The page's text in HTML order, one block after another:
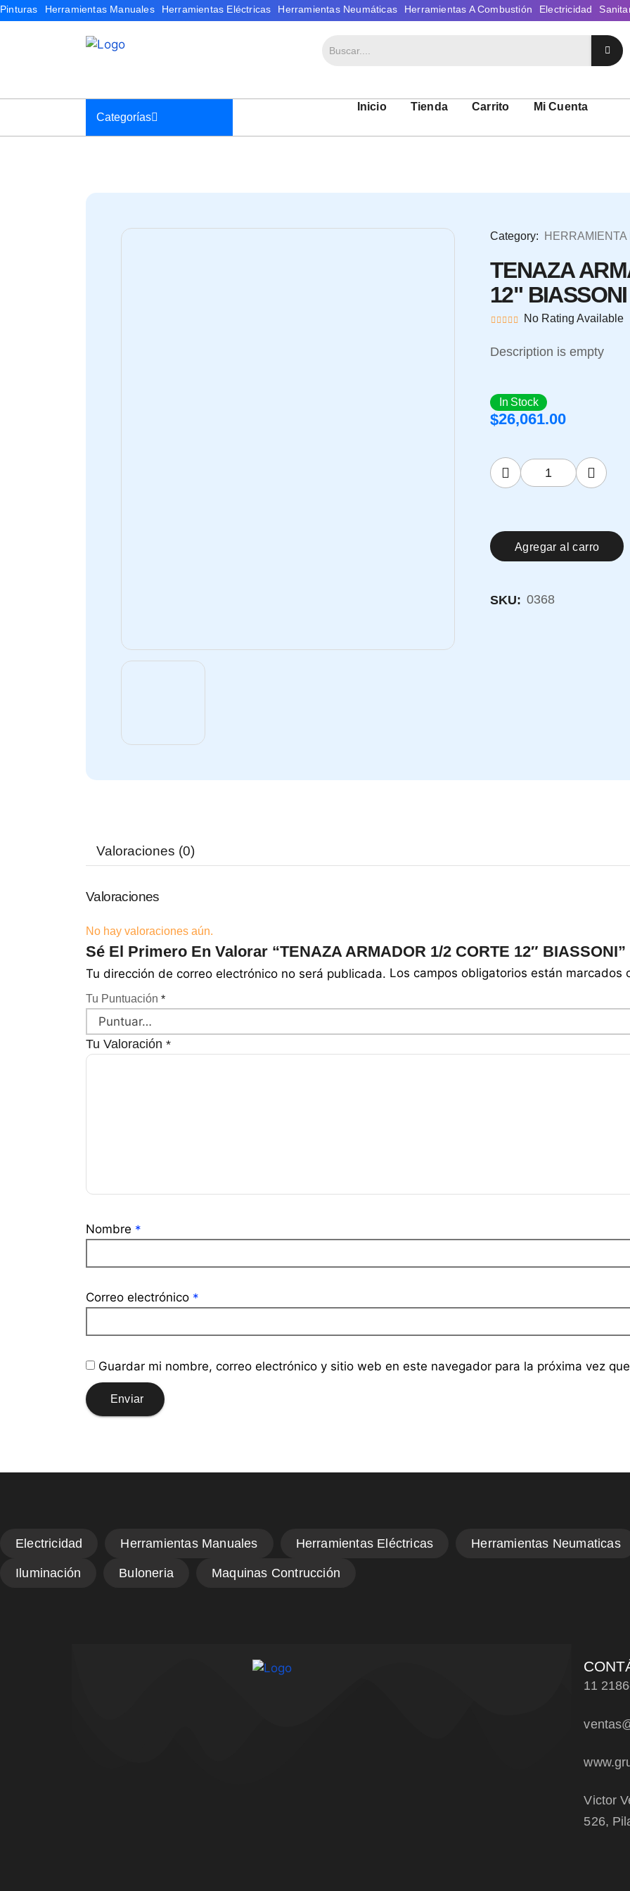
Categorías
Inicio Tienda Carrito Mi Cuenta
Category: HERRAMIENTA
TENAZA
12" BIASSONI
No Rating Available
Description is empty
In Stock
$26,061.00
Agregar al carro
SKU: 0368
Valoraciones (0)
Valoraciones
No hay valoraciones aún.
Sé El Primero En Valorar “TENAZA ARMADOR 1/2 CORTE 12″ BIASSONI”
Tu dirección de correo electrónico no será publicada. Los campos obligatorios están marcados
Tu Puntuación *
Tu Valoración *
Nombre *
Correo electrónico *
Guardar mi nombre, correo electrónico y sitio web en este navegador para la próxima vez
11
Victor
526,